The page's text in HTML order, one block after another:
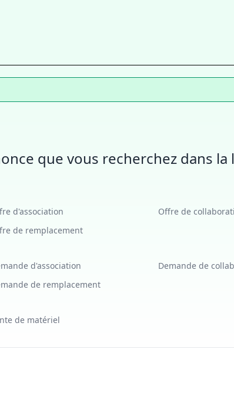
que vous recherchez dans la
d'association Offre de
de remplacement
d'association Demande de
de remplacement
de matériel